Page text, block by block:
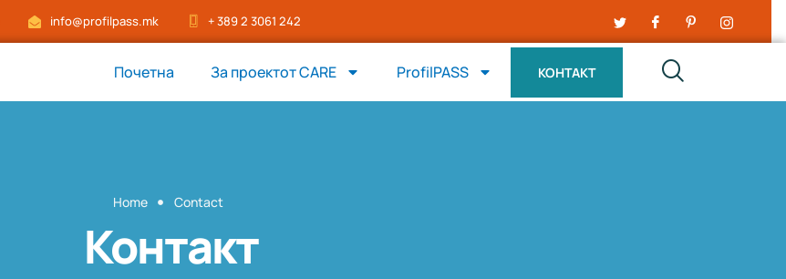
info@profilpass.mk + 389 2 3061 242
Почетна За проектот CARE ProfilPASS КОНТАКТ
Home Contact
Контакт